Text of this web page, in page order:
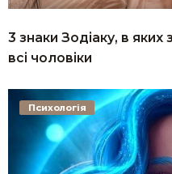
3 знаки Зодіаку, в
всі чоловіки
Психологія